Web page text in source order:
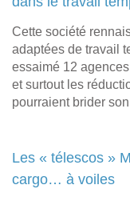
Cette société
adaptées de travail
essaimé 12
et surtout les
pourraient brider
Les « télescos »
cargo… à voiles